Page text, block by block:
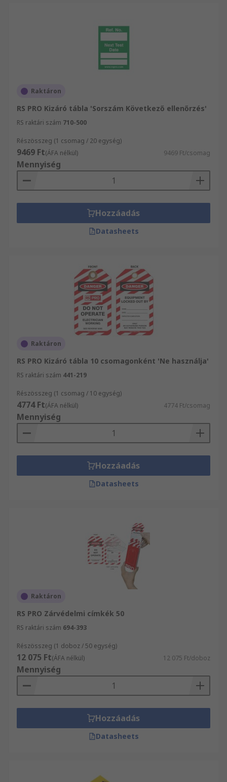
Raktáron
RS PRO Kizáró tábla 'Sorszám Következő ellenőrzés'
RS raktári szám 710-500
Részösszeg (1 csomag / 20 egység)
9469 Ft(ÁFA nélkül) 9469 Ft/csomag
Mennyiség
Hozzáadás
Datasheets
Raktáron
RS PRO Kizáró tábla 10 csomagonként 'Ne használja'
RS raktári szám 441-219
Részösszeg (1 csomag / 10 egység)
4774 Ft(ÁFA nélkül) 4774 Ft/csomag
Mennyiség
Hozzáadás
Datasheets
Raktáron
RS PRO Zárvédelmi címkék 50
RS raktári szám 694-393
Részösszeg (1 doboz / 50 egység)
12 075 Ft(ÁFA nélkül) 12 075 Ft/doboz
Mennyiség
Hozzáadás
Datasheets